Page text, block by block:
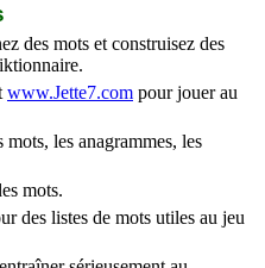
des mots et construisez des
www.Jette7.com pour jouer au
les anagrammes, les
mots.
des listes de mots utiles au jeu